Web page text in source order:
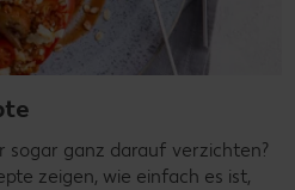
sogar ganz darauf verzichten?
zeigen, wie einfach es ist,